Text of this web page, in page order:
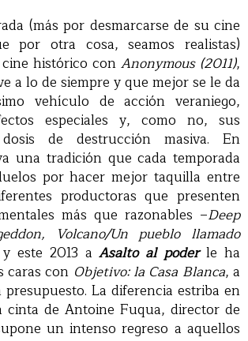
(más por desmarcarse de su cine
por otra cosa, seamos realistas)
histórico con Anonymous (2011),
a lo de siempre y que mejor se le da
vehículo de acción veraniego,
especiales y, como no, sus
dosis de destrucción masiva. En
una tradición que cada temporada
por hacer mejor taquilla entre
productoras que presenten
más que razonables –Deep
Volcano/Un pueblo llamado
este 2013 aAsalto al poderle ha
caras con Objetivo: la Casa Blanca, a
La diferencia estriba en
cinta de Antoine Fuqua, director de
un intenso regreso a aquellos